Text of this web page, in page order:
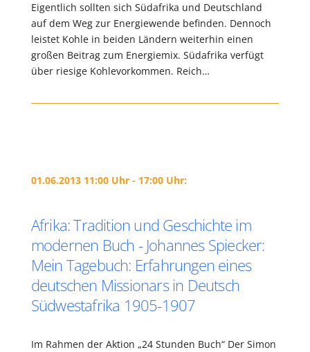
Eigentlich sollten sich Südafrika und Deutschland
auf dem Weg zur Energiewende befinden. Dennoch
leistet Kohle in beiden Ländern weiterhin einen
großen Beitrag zum Energiemix. Südafrika verfügt
über riesige Kohlevorkommen. Reich…
01.06.2013 11:00 Uhr - 17:00 Uhr:
Afrika: Tradition und Geschichte im
modernen Buch - Johannes Spiecker:
Mein Tagebuch: Erfahrungen eines
deutschen Missionars in Deutsch
Südwestafrika 1905-1907
Im Rahmen der Aktion „24 Stunden Buch“ Der Simon